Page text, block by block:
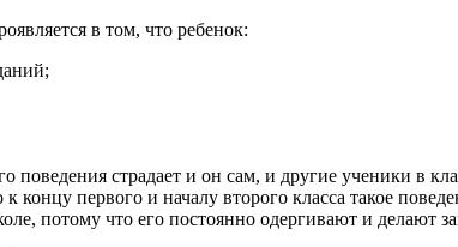
в том, что ребенок:
страдает и он сам, и другие ученики в
концу первого и началу второго класса такое
потому что его постоянно одергивают и делают